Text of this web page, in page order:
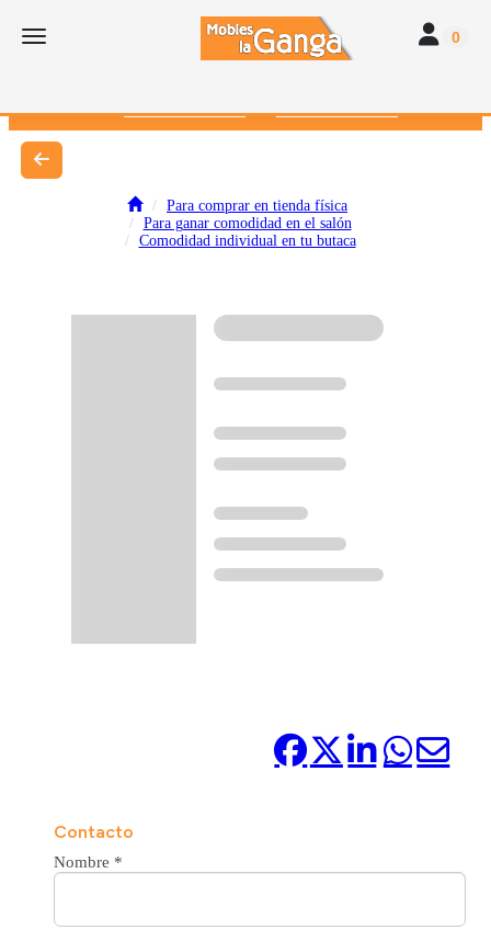
Toggle navigation Toggle
0
Para comprar en tienda física
Para ganar comodidad en el salón
Comodidad individual en tu butaca
Contacto
Nombre *